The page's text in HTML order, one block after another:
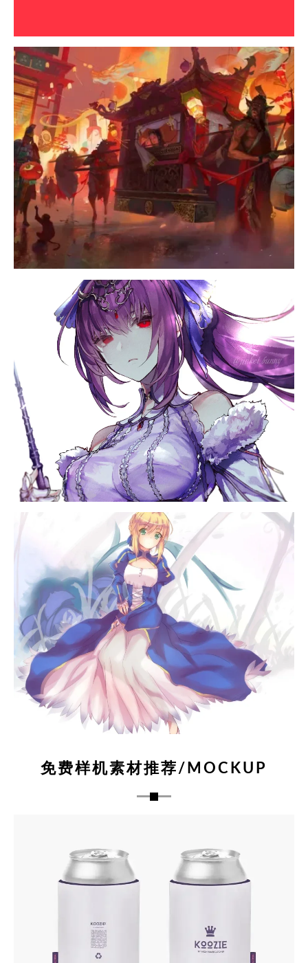
免费样机素材推荐/MOCKUP